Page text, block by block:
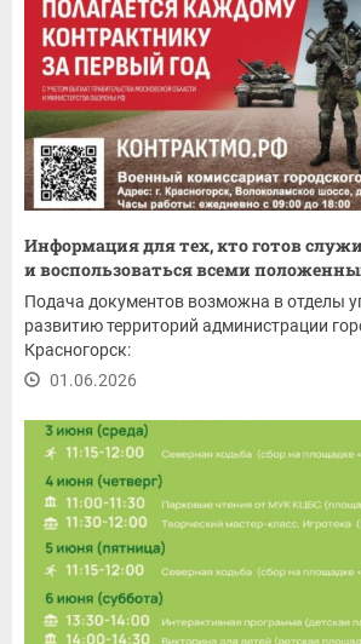
Информация для тех, кто готов
и воспользоваться всеми
Подача документов возможна в отделы
развитию территорий администрации
Красногорск:
01.06.2026